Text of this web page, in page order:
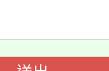
情可洽有
習及科技中
案入校路